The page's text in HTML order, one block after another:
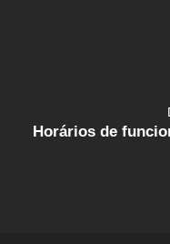
Horários de